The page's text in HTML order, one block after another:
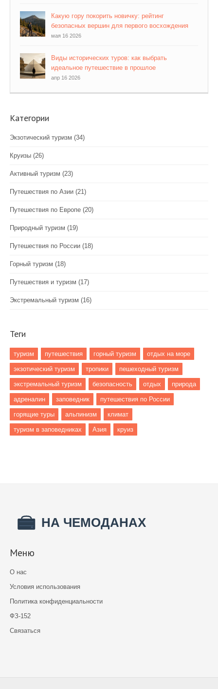
Какую гору покорить новичку: рейтинг
безопасных вершин для первого восхождения
мая 16 2026
Виды исторических туров: как выбрать
идеальное путешествие в прошлое
апр 16 2026
Категории
Экзотический туризм (34)
Круизы (26)
Активный туризм (23)
Путешествия по Азии (21)
Путешествия по Европе (20)
Природный туризм (19)
Путешествия по России (18)
Горный туризм (18)
Путешествия и туризм (17)
Экстремальный туризм (16)
Теги
туризм путешествия горный туризм отдых на море
экзотический туризм тропики пешеходный туризм
экстремальный туризм безопасность отдых природа
адреналин заповедник путешествия по России
горящие туры альпинизм климат
туризм в заповедниках Азия круиз
Меню
О нас
Условия использования
Политика конфиденциальности
ФЗ-152
Связаться